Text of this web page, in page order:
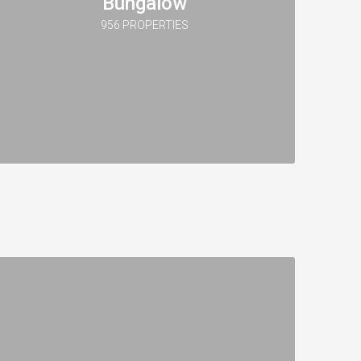
956 PROPERTIES